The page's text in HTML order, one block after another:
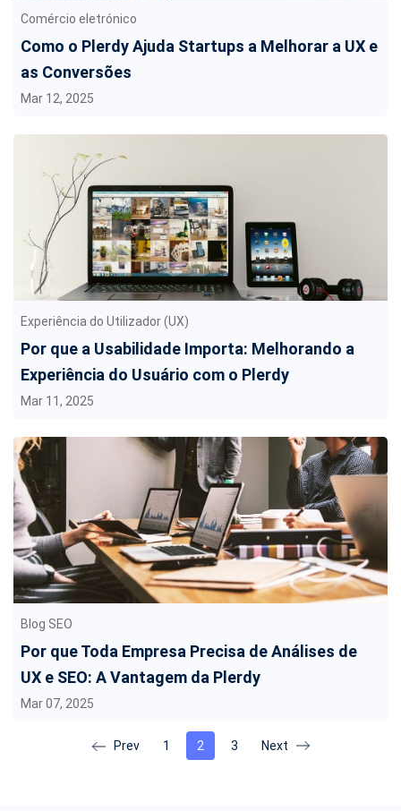
Comércio eletrónico
Como o Plerdy Ajuda Startups a Melhorar a UX e
as Conversões
Mar 12, 2025
Experiência do Utilizador (UX)
Por que a Usabilidade Importa: Melhorando a
Experiência do Usuário com o Plerdy
Mar 11, 2025
Blog SEO
Por que Toda Empresa Precisa de Análises de
UX e SEO: A Vantagem da Plerdy
Mar 07, 2025
1 2 3